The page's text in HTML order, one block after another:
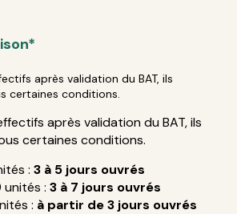
après validation du BAT, ils
certaines conditions.
après validation du BAT, ils
certaines conditions.
:3 à 5 jours ouvrés
unités :3 à 7 jours ouvrés
: à partir de 3 jours ouvrés